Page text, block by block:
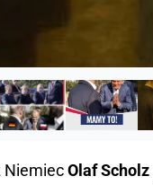
NiemiecOlaf Scholz